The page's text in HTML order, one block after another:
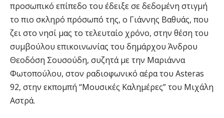
προσωπικό επίπεδο του έδειξε σε δεδομένη στιγμή
το πιο σκληρό πρόσωπό της, ο Γιάννης Βαθυάς, που
ζει στο νησί μας το τελευταίο χρόνο, στην θέση του
συμβούλου επικοινωνίας του δημάρχου Άνδρου
Θεοδόση Σουσούδη, συζητά με την Μαριάννα
Φωτοπούλου, στον ραδιοφωνικό αέρα του Asteras
92, στην εκπομπή “Μουσικές Καλημέρες” του Μιχάλη
Αστρά.